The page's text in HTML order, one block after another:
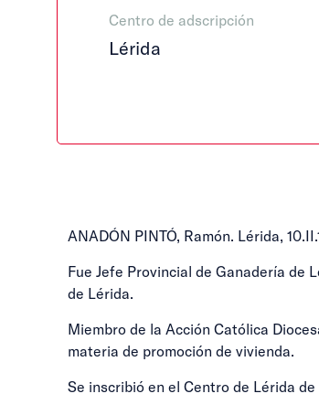
Centro de adscripción
Lérida
ANADÓN PINTÓ, Ramón. Lérida,
Fue Jefe Provincial de Ganadería de
de Lérida.
Miembro de la Acción Católica
materia de promoción de vivienda.
Se inscribió en el Centro de Lérida de